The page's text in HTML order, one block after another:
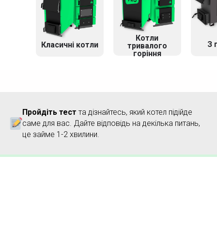
З
Котли
тривалого
горіння
Класичні котли
Пройдіть тест та дізнайтесь, який котел підійде
саме для вас. Дайте відповідь на декілька питань,
це займе 1-2 хвилини.